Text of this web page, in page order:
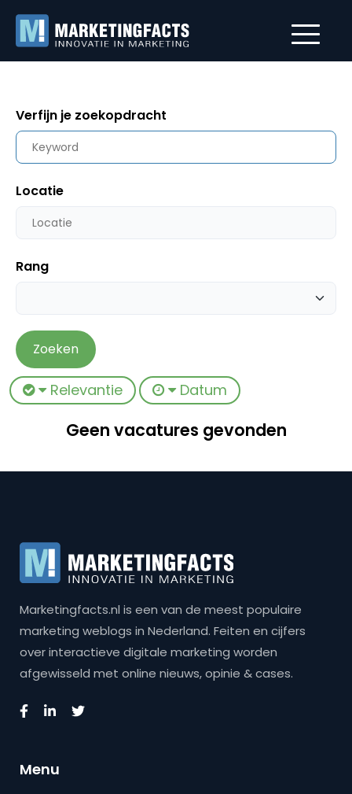
Verfijn je zoekopdracht
Locatie
Rang
Relevantie Datum
Geen vacatures gevonden
Marketingfacts.nl is een van de meest populaire
marketing weblogs in Nederland. Feiten en cijfers
over interactieve digitale marketing worden
afgewisseld met online nieuws, opinie & cases.
Menu